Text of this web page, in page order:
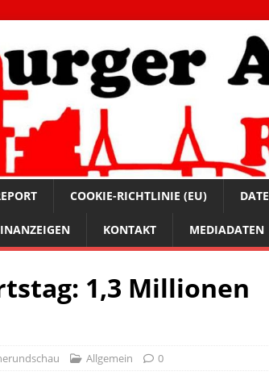
COOKIE-RICHTLINIE (EU)
KONTAKT MEDIADATEN
1,3 Millionen
Allgemein 0